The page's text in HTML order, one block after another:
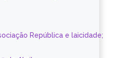
República e laicidade;